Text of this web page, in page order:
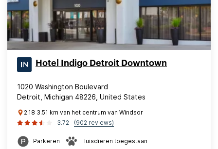
Hotel Indigo Detroit Downtown
1020 Washington Boulevard
Detroit, Michigan 48226, United States
2.18 3.51 km van het centrum van Windsor
3.72
(902 reviews)
Parkeren Huisdieren toegestaan